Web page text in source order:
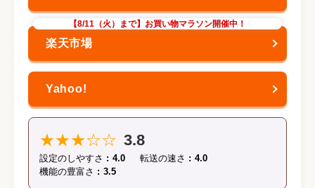
【8/11（火）まで】お買い物マラソン開催中！
★★★☆☆ 3.8
設定のしやすさ 4.0 転送の速さ
4.0
機能の豊富さ
3.5